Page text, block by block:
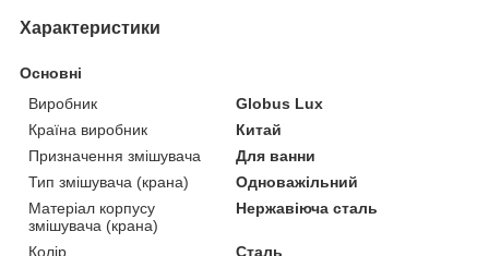
Характеристики
Основні
Виробник
Globus Lux
Країна виробник
Китай
Призначення змішувача
Для ванни
Тип змішувача (крана)
Одноважільний
Матеріал корпусу
змішувача (крана)
Нержавіюча сталь
Колір Сталь